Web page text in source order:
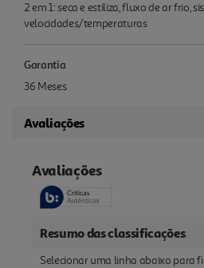
2 em 1: seca e estiliza, fluxo de ar frio,
velocidades/temperaturas
Garantia
36 Meses
Avaliações